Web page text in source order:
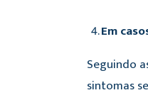
Em
Seguindo
sintomas